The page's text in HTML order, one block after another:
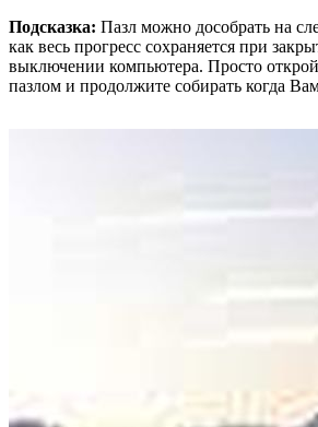
Подсказка: Пазл можно дособрать на
как весь прогресс сохраняется при
выключении компьютера. Просто
пазлом и продолжите собирать когда